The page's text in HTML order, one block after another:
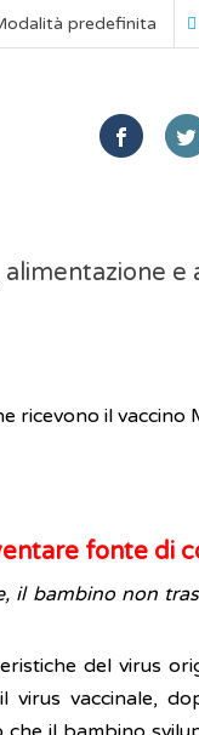
predefinita
alimentazione e
ricevono il
fonte di
il bambino non
del virus
vaccinale,